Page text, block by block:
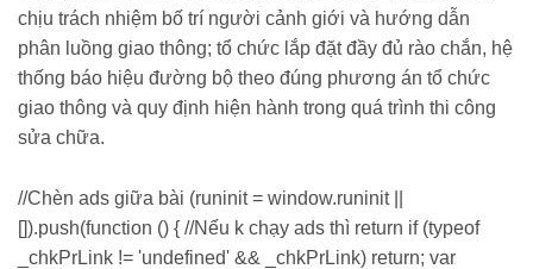
chịu trách nhiệm bố trí người cảnh giới và hướng dẫn
phân luồng giao thông; tổ chức lắp đặt đầy đủ rào chắn, hệ
thống báo hiệu đường bộ theo đúng phương án tổ chức
giao thông và quy định hiện hành trong quá trình thi công
sửa chữa.
//Chèn ads giữa bài (runinit = window.runinit ||
[]).push(function () { //Nếu k chạy ads thì return if (typeof
_chkPrLink != 'undefined' && _chkPrLink) return; var